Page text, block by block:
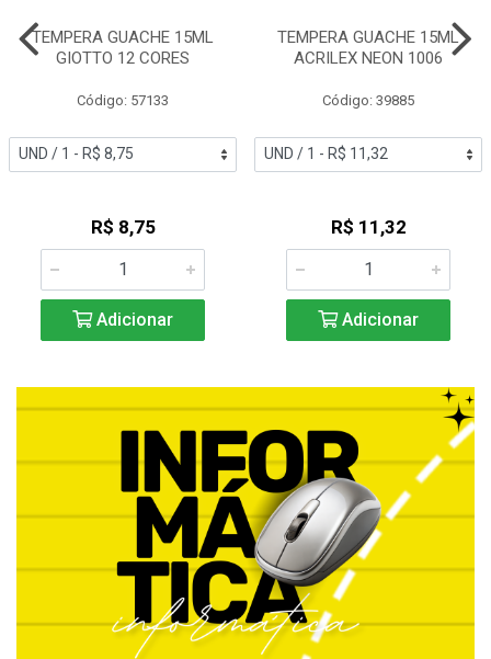
TEMPERA GUACHE 15ML
GIOTTO 12 CORES
Código: 57133
R$ 8,75
Adicionar
TEMPERA GUACHE 15ML
ACRILEX NEON 1006
Código: 39885
R$ 11,32
Adicionar